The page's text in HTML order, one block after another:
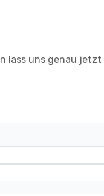
lass uns genau jetzt